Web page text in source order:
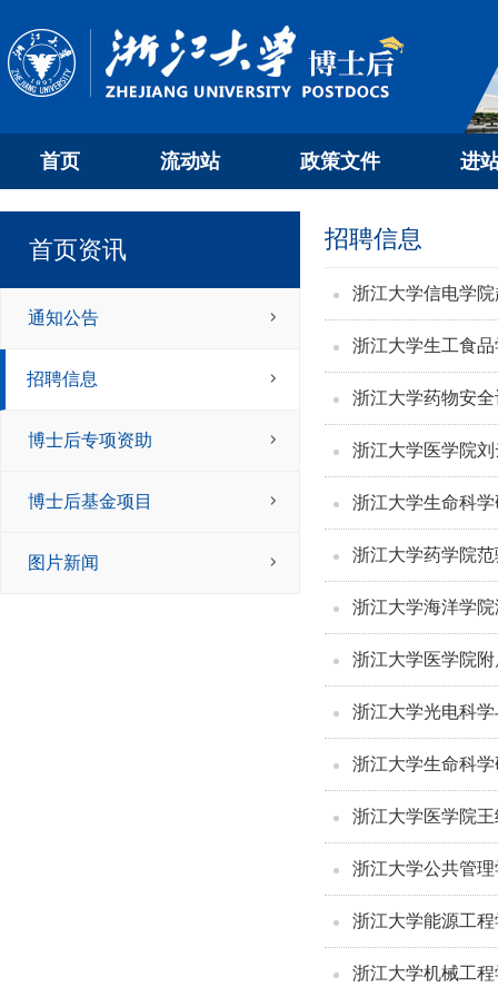
首页 流动站 政策文件 进
首页资讯
通知公告
招聘信息
博士后专项资助
博士后基金项目
图片新闻
招聘信息
浙江大学信电学
浙江大学生工食
浙江大学药物安
浙江大学医学院
浙江大学生命科
浙江大学药学院
浙江大学海洋学
浙江大学医学院
浙江大学光电科
浙江大学生命科
浙江大学医学院
浙江大学公共管
浙江大学能源工
浙江大学机械工